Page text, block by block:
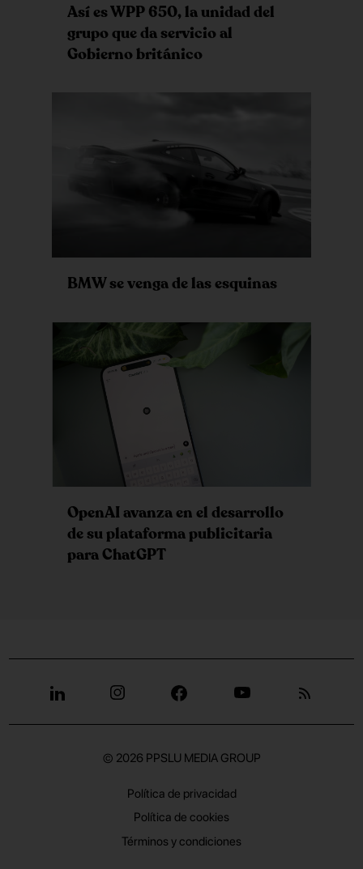
Así es WPP 650, la unidad del
grupo que da servicio al
Gobierno británico
BMW se venga de las esquinas
OpenAI avanza en el desarrollo
de su plataforma publicitaria
para ChatGPT
© 2026 PPSLU MEDIA GROUP
Política de privacidad
Política de cookies
Términos y condiciones